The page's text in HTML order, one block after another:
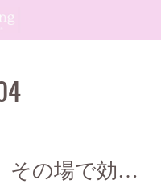
「足をまっすぐ！」その場で効果を感じる針治療をお探しなら恵比寿meilong